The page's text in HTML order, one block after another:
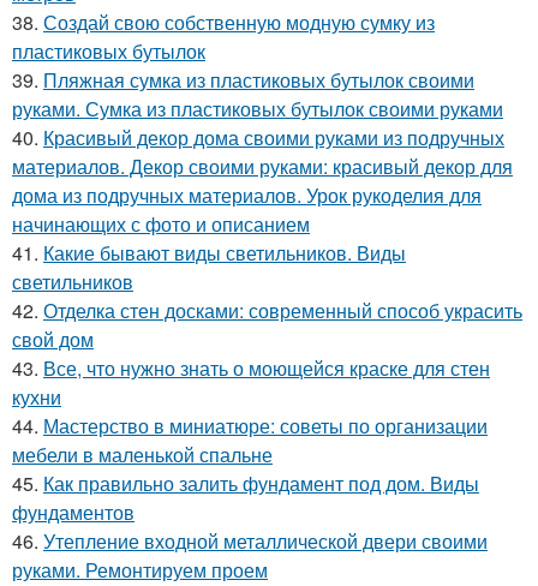
38. Создай свою собственную модную сумку из
пластиковых бутылок
39. Пляжная сумка из пластиковых бутылок своими
руками. Сумка из пластиковых бутылок своими руками
40. Красивый декор дома своими руками из подручных
материалов. Декор своими руками: красивый декор для
дома из подручных материалов. Урок рукоделия для
начинающих с фото и описанием
41. Какие бывают виды светильников. Виды
светильников
42. Отделка стен досками: современный способ украсить
свой дом
43. Все, что нужно знать о моющейся краске для стен
кухни
44. Мастерство в миниатюре: советы по организации
мебели в маленькой спальне
45. Как правильно залить фундамент под дом. Виды
фундаментов
46. Утепление входной металлической двери своими
руками. Ремонтируем проем